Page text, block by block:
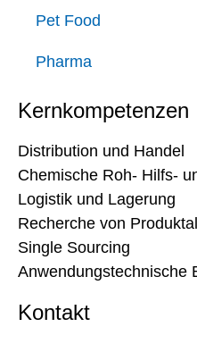
Pet Food
Pharma
Kernkompetenzen
Distribution und Handel
Chemische Roh- Hilfs-
Logistik und Lagerung
Recherche von
Single Sourcing
Anwendungstechnische
Kontakt